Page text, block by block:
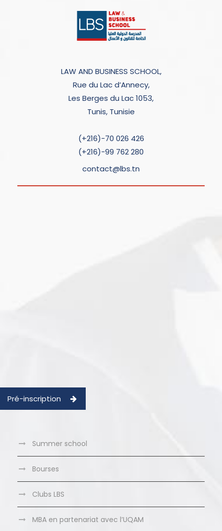
LAW AND BUSINESS SCHOOL,
Rue du Lac d’Annecy,
Les Berges du Lac 1053,
Tunis, Tunisie
(+216)-70 026 426
(+216)-99 762 280
contact@lbs.tn
Summer school
Bourses
Clubs LBS
MBA en partenariat avec l’UQAM
Pré-inscription